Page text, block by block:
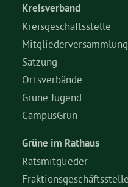
Kreisverband
Kreisgeschäftsstelle
Mitgliederversammlung
Satzung
Ortsverbände
Grüne Jugend
CampusGrün
Grüne im Rathaus
Ratsmitglieder
Fraktionsgeschäftsstelle